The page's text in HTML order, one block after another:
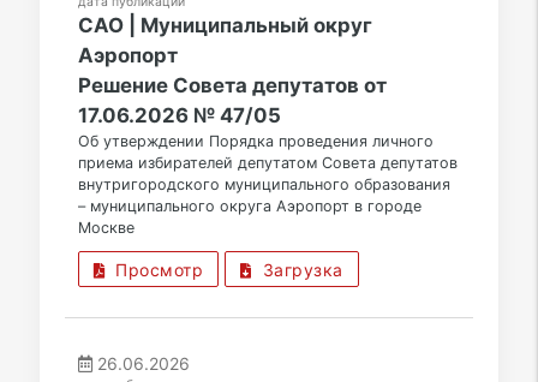
САО | Муниципальный округ
Аэропорт
Решение Совета депутатов от
17.06.2026 № 47/05
Об утверждении Порядка проведения личного
приема избирателей депутатом Совета депутатов
внутригородского муниципального образования
– муниципального округа Аэропорт в городе
Москве
Просмотр Загрузка
26.06.2026